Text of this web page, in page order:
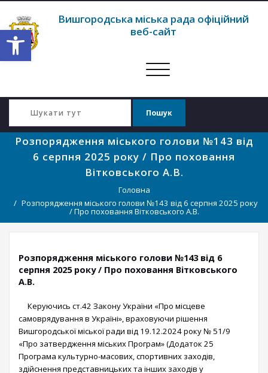
Відкрити Панель інструментів
Вишгородська міська рада офіційний
веб-сайт
Перемкнути
Розпорядження міського голови №143 від
6 серпня 2025 року / Про поховання
Вітковського А.В.
Головна
Розпорядження міського голови №143 від 6 серпня 2025 року
/ Про поховання Вітковського А.В.
Розпорядження міського голови №143 від 6
серпня 2025 року / Про поховання Вітковського
А.В.
Керуючись ст.42 Закону України «Про місцеве
самоврядування в Україні», враховуючи рішення
Вишгородської міської ради від 19.12.2024 року № 51/9
«Про затвердження міських Програм» (Додаток 25
Програма культурно-масових, спортивних заходів,
здійснення представницьких та інших заходів у